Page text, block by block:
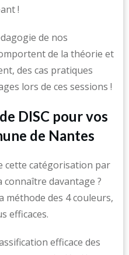
!
de nos
de la théorie et
des cas pratiques
lors de ces sessions !
DISC pour vos
de Nantes
cette catégorisation par
connaître davantage ?
méthode des 4 couleurs,
efficaces.
efficace des